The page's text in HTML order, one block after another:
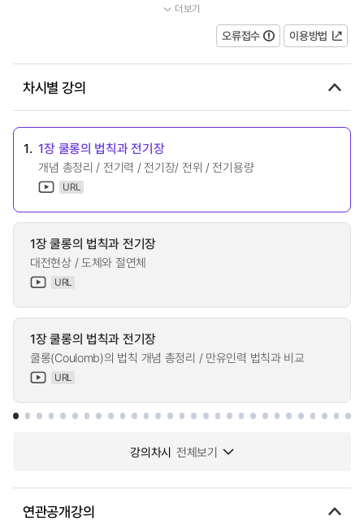
본 강좌는 대학생이면 누구나 수강할 수 있으며, 과학적 사실과...
더보기
오류접수 이용방법
차시별 강의
1. 1장 쿨롱의 법칙과 전기장
개념 총정리 / 전기력 / 전기장/ 전위 / 전기용량
URL
1장 쿨롱의 법칙과 전기장
대전현상 / 도체와 절연체
URL
1장 쿨롱의 법칙과 전기장
쿨롱(Coulomb)의 법칙 개념 총정리 / 만유인력 법칙과 비교
URL
강의차시 전체보기
연관공개강의